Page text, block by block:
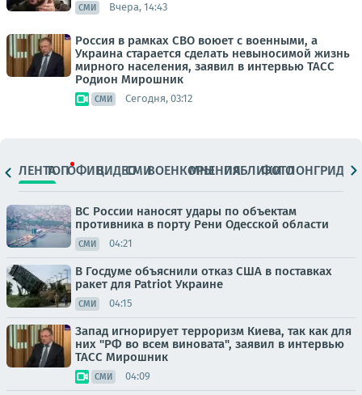
СМИ Вчера, 14:43
Россия в рамках СВО воюет с военными, а
Украина старается сделать невыносимой жизнь
мирного населения, заявил в интервью ТАСС
Родион Мирошник
СМИ Сегодня, 03:12
ЛЕНТАТОПОФИЦ.ВИДЕОСМИВОЕНКОРЫМНЕНИЯПАБЛИКИ
ФОТОЛОНГРИДЫ
ВС России наносят удары по объектам
противника в порту Рени Одесской области
СМИ 04:21
В Госдуме объяснили отказ США в поставках
ракет для Patriot Украине
СМИ 04:15
Запад игнорирует терроризм Киева, так как для
них "РФ во всем виновата", заявил в интервью
ТАСС Мирошник
СМИ 04:09